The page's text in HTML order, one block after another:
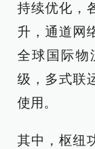
持续优化，
升，通道网
全球国际物
级，多式联
使用。
其中，枢纽